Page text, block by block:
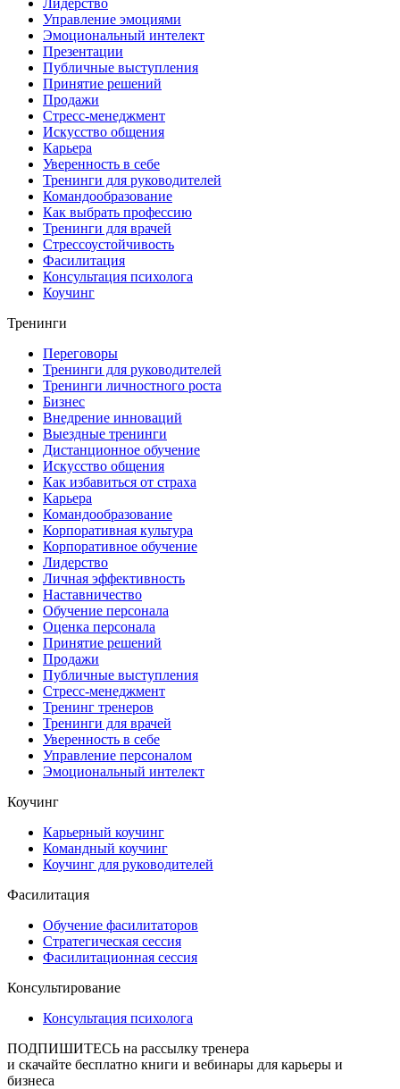
Управление эмоциями
Эмоциональный интелект
Презентации
Публичные выступления
Принятие решений
Продажи
Стресс-менеджмент
Искусство общения
Карьера
Уверенность в себе
Тренинги для руководителей
Командообразование
Как выбрать профессию
Тренинги для врачей
Стрессоустойчивость
Фасилитация
Консультация психолога
Коучинг
Тренинги
Переговоры
Тренинги для руководителей
Тренинги личностного роста
Бизнес
Внедрение инноваций
Выездные тренинги
Дистанционное обучение
Искусство общения
Как избавиться от страха
Карьера
Командообразование
Корпоративная культура
Корпоративное обучение
Лидерство
Личная эффективность
Наставничество
Обучение персонала
Оценка персонала
Принятие решений
Продажи
Публичные выступления
Стресс-менеджмент
Тренинг тренеров
Тренинги для врачей
Уверенность в себе
Управление персоналом
Эмоциональный интелект
Коучинг
Карьерный коучинг
Командный коучинг
Коучинг для руководителей
Фасилитация
Обучение фасилитаторов
Стратегическая сессия
Фасилитационная сессия
Консультирование
Консультация психолога
ПОДПИШИТЕСЬ на рассылку тренера
и скачайте бесплатно книги и вебинары для карьеры и
бизнеса